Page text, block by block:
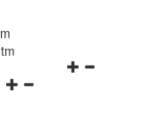
Navigationsmenü